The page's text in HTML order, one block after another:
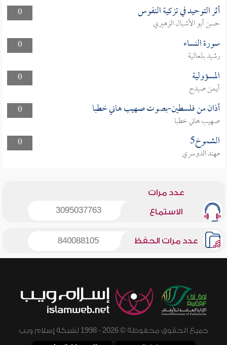
0
أثر التوحيد في تزكية النفوس
حسن أبو الأشبال الزهيري
0
سورة النساء
رشيد بلعالية
0
المسؤولية
أيمن صيدح
0
أذان من فلسطين-بصوت صهيب هاني خطبا
صهيب هاني خطبا
0
الشموخ5
مهند الدوسري
عدد مرات
الاستماع 3095037763
عدد مرات الحفظ 840088105
جميع الحقوق محفوظة © 2026 - 1998 لشبكة إسلام ويب